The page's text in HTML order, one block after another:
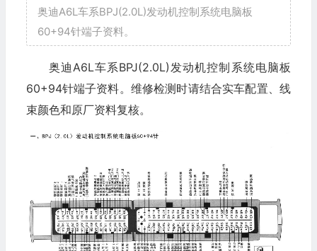
奥迪A6L车系BPJ(2.0L)发动机控制系统电脑板
60+94针端子资料。
奥迪A6L车系BPJ(2.0L)发动机控制系统电脑板
60+94针端子资料。维修检测时请结合实车配置、线
束颜色和原厂资料复核。